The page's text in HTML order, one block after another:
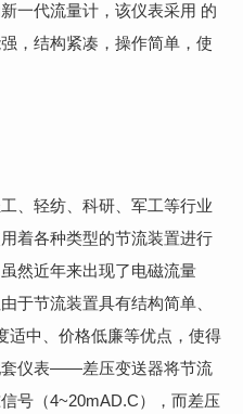
一代流量计，该仪表采用 的
，结构紧凑，操作简单，使
、轻纺、科研、军工等行业
着各种类型的节流装置进行
然近年来出现了电磁流量
于节流装置具有结构简单、
适中、价格低廉等优点，使得
套仪表——差压变送器将节流
号（4~20mAD.C），而差压